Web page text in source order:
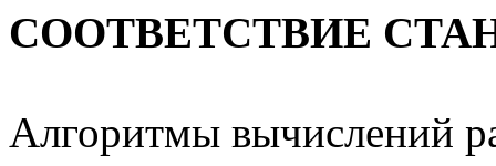
СООТВЕТСТВИЕ
Алгоритмы вычислений